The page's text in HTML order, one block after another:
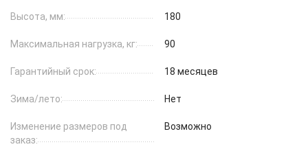
Высота, мм: 180
Максимальная нагрузка, кг: 90
Гарантийный срок: 18 месяцев
Зима/лето: Нет
Изменение размеров под
заказ:
Возможно